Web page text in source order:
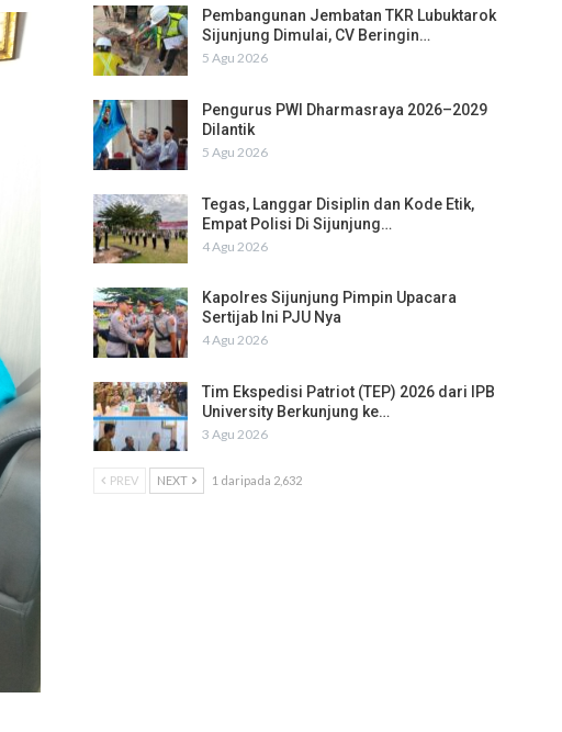
Pembangunan Jembatan TKR Lubuktarok
Sijunjung Dimulai, CV Beringin…
5 Agu 2026
Pengurus PWI Dharmasraya 2026–2029
Dilantik
5 Agu 2026
Tegas, Langgar Disiplin dan Kode Etik,
Empat Polisi Di Sijunjung…
4 Agu 2026
Kapolres Sijunjung Pimpin Upacara
Sertijab Ini PJU Nya
4 Agu 2026
Tim Ekspedisi Patriot (TEP) 2026 dari IPB
University Berkunjung ke…
3 Agu 2026
PREV NEXT 1 daripada 2,632